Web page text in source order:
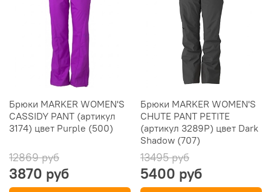
Брюки MARKER WOMEN'S
CASSIDY PANT (артикул
3174) цвет Purple (500)
12869 руб
3870 руб
Брюки MARKER WOMEN'S
CHUTE PANT PETITE
(артикул 3289P) цвет Dark
Shadow (707)
13495 руб
5400 руб